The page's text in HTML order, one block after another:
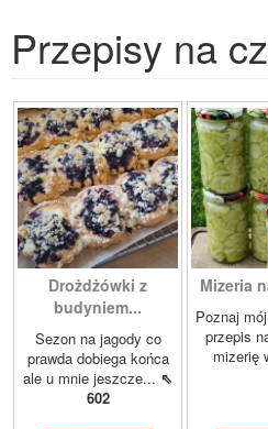
Przepisy na
Drożdżówki z
budyniem...
Sezon na jagody co
prawda dobiega końca
ale u mnie jeszcze... ⇖
602
Mizeria
Poznaj
przepis
mizerię